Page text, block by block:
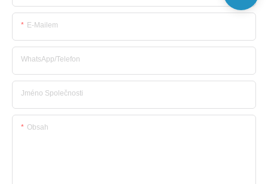
E-Mailem
WhatsApp/telefon
Jméno Společnosti
Obsah